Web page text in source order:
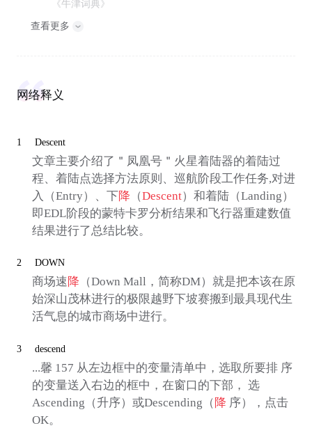
《牛津词典》
查看更多
网络释义
1 Descent
文章主要介绍了＂凤凰号＂火星着陆器的着陆过
程、着陆点选择方法原则、巡航阶段工作任务,对进
入（Entry）、下降 （Descent）和着陆（Landing）
即EDL阶段的蒙特卡罗分析结果和飞行器重建数值
结果进行了总结比较。
2 DOWN
商场速 降 （Down Mall，简称DM）就是把本该在原
始深山茂林进行的极限越野下坡赛搬到最具现代生
活气息的城市商场中进行。
3 descend
...馨 157 从左边框中的变量清单中，选取所要排 序
的变量送入右边的框中，在窗口的下部， 选
Ascending（升序）或Descending（ 降 序），点击
OK。